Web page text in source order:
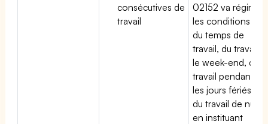
consécutives de
travail
02152 va régir
les conditions
du temps de
travail, du travail
le week-end, du
travail pendant
les jours fériés,
du travail de nuit
en instituant